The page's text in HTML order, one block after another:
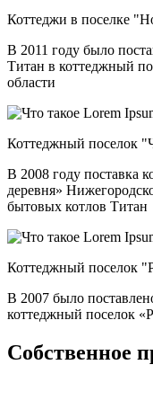
Коттеджи в поселке
В 2011 году было
Титан в коттеджный
области
Коттеджный поселок
В 2008 году поставка
деревня»
бытовых котлов Титан
Коттеджный поселок
В 2007 было
коттеджный поселок
Собственное